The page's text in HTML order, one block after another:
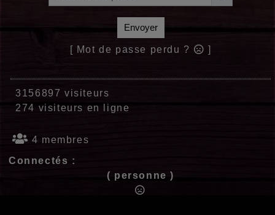
Envoyer
[ Mot de passe perdu ? ]
3156897 visiteurs
274 visiteurs en ligne
4 membres
Connectés :
( personne )